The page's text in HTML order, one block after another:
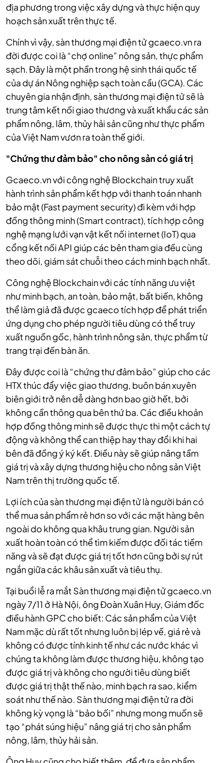
địa phương trong việc xây dựng và thực hiện quy
hoạch sản xuất trên thực tế.
Chính vì vậy, sàn thương mại điện tử gcaeco.vn ra
đời được coi là “chợ online” nông sản, thực phẩm
sạch. Đây là một phần trong hệ sinh thái quốc tế
của dự án Nông nghiệp sạch toàn cầu (GCA). Các
chuyên gia nhận định, sàn thương mại điện tử sẽ là
trung tâm kết nối giao thương và xuất khẩu các sản
phẩm nông, lâm, thủy hải sản cũng như thực phẩm
của Việt Nam vươn ra toàn thế giới.
"Chứng thư đảm bảo" cho nông sản có giá trị
Gcaeco.vn với công nghệ Blockchain truy xuất
hành trình sản phẩm kết hợp với thanh toán nhanh
bảo mật (Fast payment security) đi kèm với hợp
đồng thông minh (Smart contract), tích hợp công
nghệ mạng lưới vạn vật kết nối internet (IoT) qua
cổng kết nối API giúp các bên tham gia đều cùng
theo dõi, giám sát chuỗi theo cách minh bạch nhất.
Công nghệ Blockchain với các tính năng ưu việt
như minh bạch, an toàn, bảo mật, bất biến, không
thể làm giả đã được gcaeco tích hợp để phát triển
ứng dụng cho phép người tiêu dùng có thể truy
xuất nguồn gốc, hành trình nông sản, thực phẩm từ
trang trại đến bàn ăn.
Đây được coi là “chứng thư đảm bảo” giúp cho các
HTX thúc đẩy việc giao thương, buôn bán xuyên
biên giới trở nên dễ dàng hơn bao giờ hết, bởi
không cần thông qua bên thứ ba. Các điều khoản
hợp đồng thông minh sẽ được thực thi một cách tự
động và không thể can thiệp hay thay đổi khi hai
bên đã đồng ý ký kết. Điều này sẽ giúp nâng tầm
giá trị và xây dựng thương hiệu cho nông sản Việt
Nam trên thị trường quốc tế.
Lợi ích của sàn thương mại điện tử là người bán có
thể mua sản phẩm rẻ hơn so với các mặt hàng bên
ngoài do không qua khâu trung gian. Người sản
xuất hoàn toàn có thể tìm kiếm được đối tác tiềm
năng và sẽ đạt được giá trị tốt hơn cũng bởi sự rút
ngắn giữa các khâu sản xuất và tiêu thụ.
Tại buổi lễ ra mắt Sàn thương mại điện tử gcaeco.vn
ngày 7/11 ở Hà Nội, ông Đoàn Xuân Huy, Giám đốc
điều hành GPC cho biết: Các sản phẩm của Việt
Nam mặc dù rất tốt nhưng luôn bị lép vế, giá rẻ và
không có được tính kinh tế như các nước khác vì
chúng ta không làm được thương hiệu, không tạo
được giá trị và không cho người tiêu dùng biết
được giá trị thật thế nào, minh bạch ra sao, kiểm
soát như thế nào. Sàn thương mại điện tử ra đời
không kỳ vọng là “bảo bối” nhưng mong muốn sẽ
tạo “phát súng hiệu” nâng giá trị cho sản phẩm
nông, lâm, thủy hải sản.